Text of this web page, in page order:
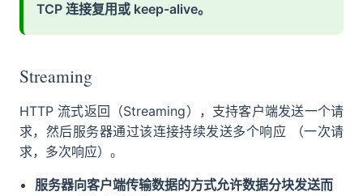
TCP 连接复用或 keep-alive。
Streaming
HTTP 流式返回（Streaming），支持客户端发送一个请
求，然后服务器通过该连接持续发送多个响应 （一次请
求，多次响应）。
服务器向客户端传输数据的方式允许数据分块发送而